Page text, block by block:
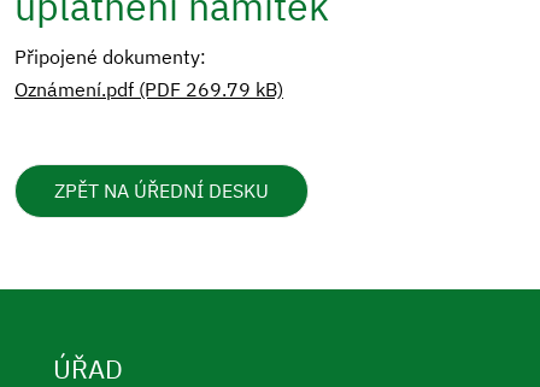
Připojené dokumenty:
Oznámení.pdf (PDF 269.79 kB)
ZPĚT NA ÚŘEDNÍ DESKU
ÚŘAD